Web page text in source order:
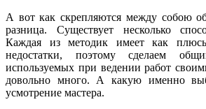
А вот как скрепляются между собою
разница. Существует несколько
Каждая из методик имеет как
недостатки, поэтому сделаем
используемых при ведении работ
довольно много. А какую именно
усмотрение мастера.